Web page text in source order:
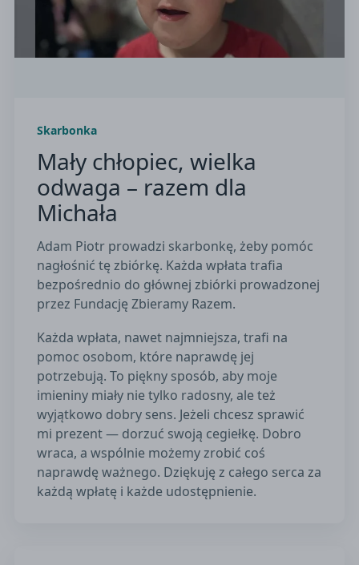
Skarbonka
Mały chłopiec, wielka
odwaga – razem dla
Michała
Adam Piotr prowadzi skarbonkę, żeby pomóc
nagłośnić tę zbiórkę. Każda wpłata trafia
bezpośrednio do głównej zbiórki prowadzonej
przez Fundację Zbieramy Razem.
Każda wpłata, nawet najmniejsza, trafi na
pomoc osobom, które naprawdę jej
potrzebują. To piękny sposób, aby moje
imieniny miały nie tylko radosny, ale też
wyjątkowo dobry sens. Jeżeli chcesz sprawić
mi prezent — dorzuć swoją cegiełkę. Dobro
wraca, a wspólnie możemy zrobić coś
naprawdę ważnego. Dziękuję z całego serca za
każdą wpłatę i każde udostępnienie.